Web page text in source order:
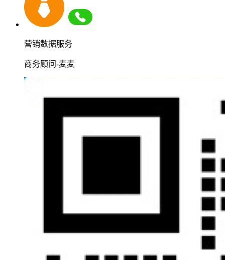
营销数据服务
商务顾问-麦麦